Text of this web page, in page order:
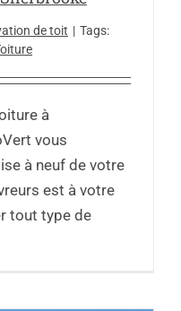
de toit | Tags:
à
vous
à neuf de votre
est à votre
tout type de